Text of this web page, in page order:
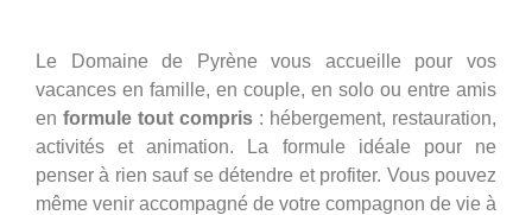
Le Domaine de Pyrène vous accueille pour vos
vacances en famille, en couple, en solo ou entre amis
en formule tout compris : hébergement, restauration,
activités et animation. La formule idéale pour ne
penser à rien sauf se détendre et profiter. Vous pouvez
même venir accompagné de votre compagnon de vie à